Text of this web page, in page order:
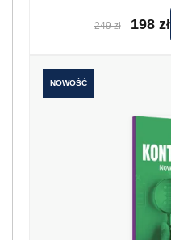
249 zł 198 zł
NOWOŚĆ